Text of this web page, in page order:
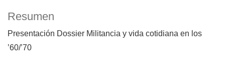
Resumen
Presentación Dossier Militancia y vida cotidiana en los
’60/’70